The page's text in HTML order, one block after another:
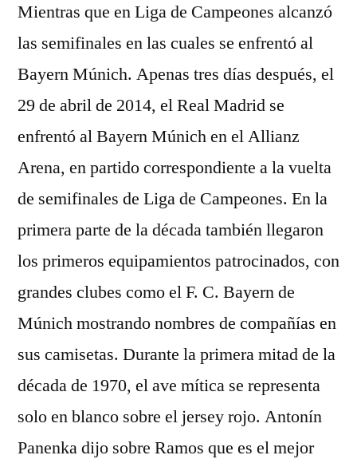
Mientras que en Liga de Campeones alcanzó
las semifinales en las cuales se enfrentó al
Bayern Múnich. Apenas tres días después, el
29 de abril de 2014, el Real Madrid se
enfrentó al Bayern Múnich en el Allianz
Arena, en partido correspondiente a la vuelta
de semifinales de Liga de Campeones. En la
primera parte de la década también llegaron
los primeros equipamientos patrocinados, con
grandes clubes como el F. C. Bayern de
Múnich mostrando nombres de compañías en
sus camisetas. Durante la primera mitad de la
década de 1970, el ave mítica se representa
solo en blanco sobre el jersey rojo. Antonín
Panenka dijo sobre Ramos que es el mejor